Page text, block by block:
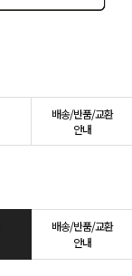
배송/반품/교환
안내
배송/반품/교환
안내